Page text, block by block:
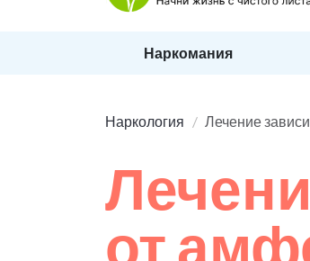
Наркомания
Наркология Лечение
от